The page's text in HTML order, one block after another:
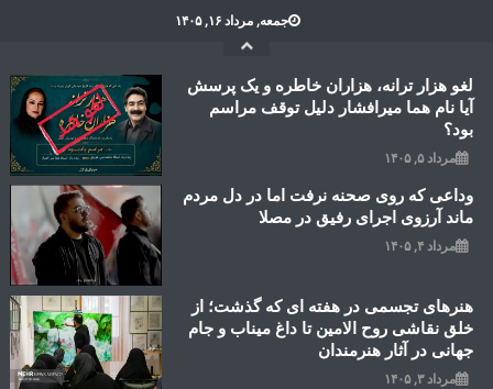
جمعه, مرداد ۱۶, ۱۴۰۵
لغو هزار ترانه، هزاران خاطره و یک پرسش
آیا نام هما میرافشار دلیل توقف مراسم
بود؟
مرداد ۵, ۱۴۰۵
وداعی که روی صحنه نرفت اما در دل مردم
ماند آرزوی اجرای رفیق در مصلا
مرداد ۴, ۱۴۰۵
هنرهای تجسمی در هفته ای که گذشت؛ از
خلق نقاشی روح الامین تا داغ میناب و جام
جهانی در آثار هنرمندان
مرداد ۳, ۱۴۰۵